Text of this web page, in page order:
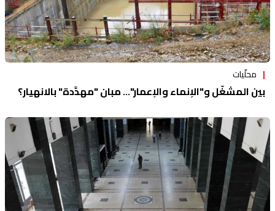
محلّيات
بين المشغّل و"الإنماء والإعمار"... مبانٍ "مهدَّدة" بالانهيار؟